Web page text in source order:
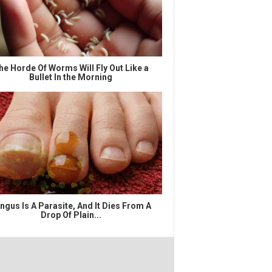
Horde Of Worms Will Fly Out Like a
Bullet In the Morning
Is A Parasite, And It Dies From A
Drop Of Plain...